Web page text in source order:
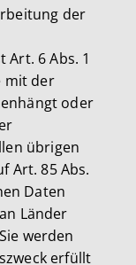
der
6 Abs. 1
mit der
oder
übrigen
Art. 85 Abs.
Daten
Länder
werden
erfüllt